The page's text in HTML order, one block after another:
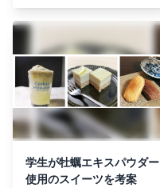
学生が牡蠣エキスパウダー
使用のスイーツを考案